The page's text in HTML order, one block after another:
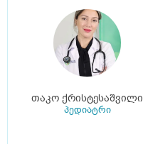
თაკო ქრისტესაშვილი
პედიატრი